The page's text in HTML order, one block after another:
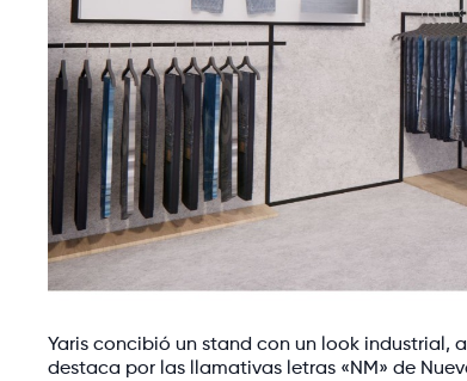
Yaris concibió un stand con un look industrial,
destaca por las llamativas letras «NM» de